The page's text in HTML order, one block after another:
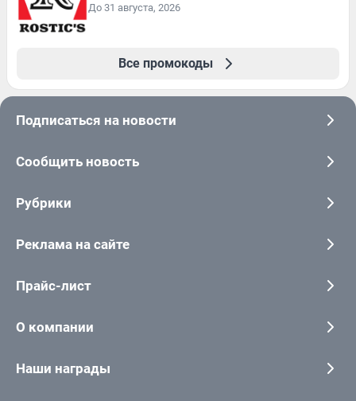
До 31 августа, 2026
Все промокоды
Подписаться на новости
Сообщить новость
Рубрики
Реклама на сайте
Прайс-лист
О компании
Наши награды